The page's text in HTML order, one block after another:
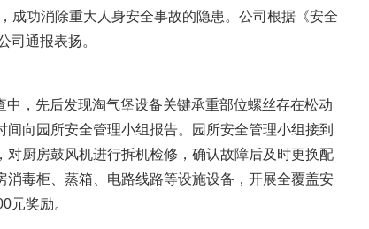
成功消除重大人身安全事故的隐患。公司根据《安全
司通报表扬。
，先后发现淘气堡设备关键承重部位螺丝存在松动
向园所安全管理小组报告。园所安全管理小组接到
厨房鼓风机进行拆机检修，确认故障后及时更换配
毒柜、蒸箱、电路线路等设施设备，开展全覆盖安
元奖励。
法官巧妙执行解纠纷